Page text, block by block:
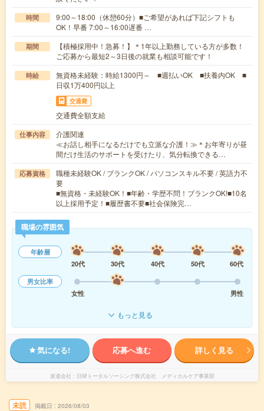
時間
9:00～18:00（休憩60分）■ご希望があれば下記シフトも
OK！早番 7:00～16:00遅番 …
期間
【積極採用中！急募！】＊1年以上勤務している方が多数！
ご応募から最短2～3日後の就業も相談可能です！
時給
無資格未経験：時給1300円～ ■週払いOK ■扶養内OK ■
日収1万400円以上
交通費
交通費全額支給
仕事内容
介護関連
≪お話し相手になるだけでも立派な介護！≫＊お年寄りが昼
間だけ生活のサポートを受けたり、気分転換できる…
応募資格
職種未経験OK / ブランクOK / パソコンスキル不要 / 英語力不
要
■無資格・未経験OK！■年齢・学歴不問！ブランクOK!■10名
以上採用予定！■履歴書不要■社会保険完…
職場の雰囲気
年齢層
20代
30代 40代 50代
60代
男女比率
女性
男性
もっと見る
気になる! 応募へ進む 詳しく見る
派遣会社 日研トータルソーシング株式会社 メディカルケア事業部
未読 掲載日 2026/08/03